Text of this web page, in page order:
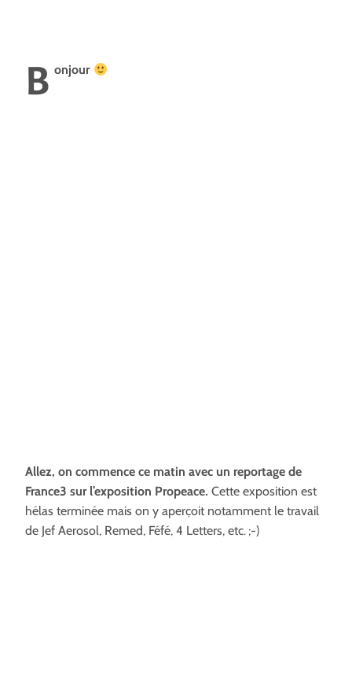
B onjour
Allez, on commence ce matin avec un reportage de
France3 sur l’exposition Propeace. Cette exposition est
hélas terminée mais on y aperçoit notamment le travail
de Jef Aerosol, Remed, Féfé, 4 Letters, etc. ;-)